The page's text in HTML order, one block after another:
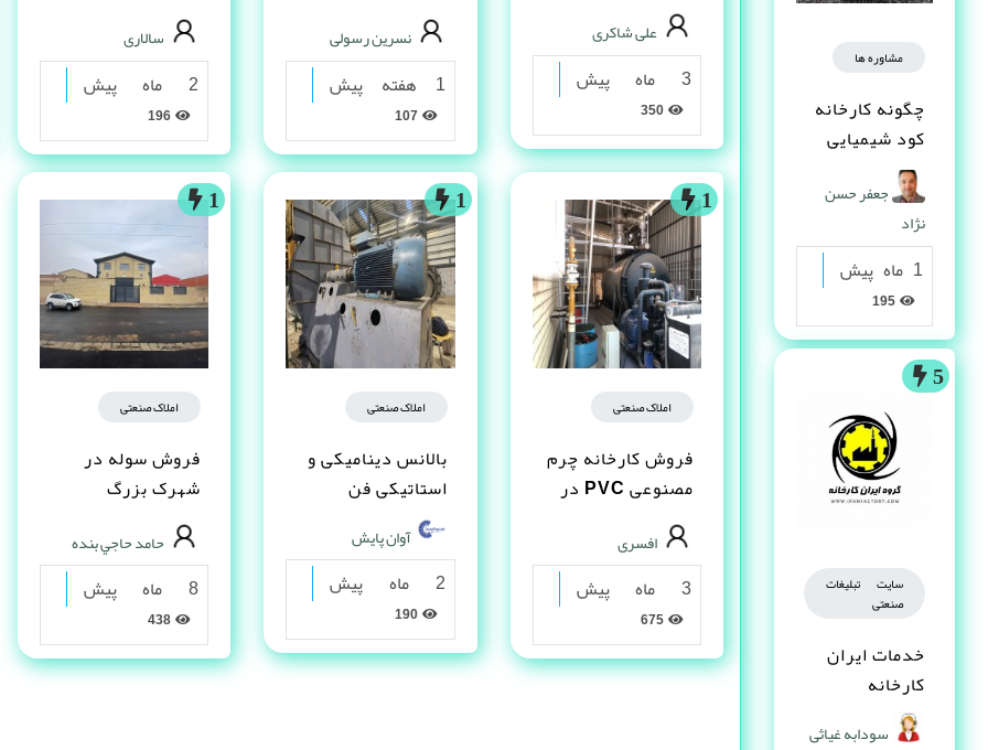
مشاوره ها
چگونه کارخانه
کود شیمیایی
تاسیس کنم ؟
جعفر حسن
نژاد
1 ماه پیش
5
سایت تبلیغات
صنعتی
خدمات ایران
کارخانه
سودابه غیاثی
علی شاکری
3 ماه پیش
شکوهیه قم
نسرین رسولی
1 هفته پیش
107
بندی خرما و
فراورده
سالاری
2 ماه پیش
1
املاک صنعتی
فروش کارخانه چرم
مصنوعى PVC در
شیراز
افسری
3 ماه پیش
1
املاک صنعتی
بالانس دینامیکی و
استاتیکی فن
آوان پایش
2 ماه پیش
190
1
املاک صنعتی
فروش سوله در
شهرک بزرگ
اصفهان فاز یک
حامد حاجي بنده
8 ماه پیش